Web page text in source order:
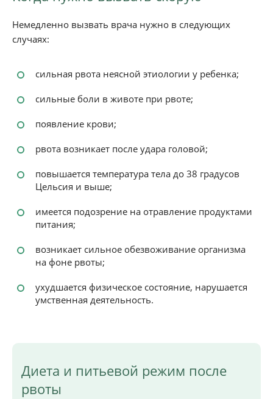
Немедленно вызвать врача нужно в следующих
случаях:
сильная рвота неясной этиологии у ребенка;
сильные боли в животе при рвоте;
появление крови;
рвота возникает после удара головой;
повышается температура тела до 38 градусов
Цельсия и выше;
имеется подозрение на отравление продуктами
питания;
возникает сильное обезвоживание организма
на фоне рвоты;
ухудшается физическое состояние, нарушается
умственная деятельность.
Диета и питьевой режим после
рвоты